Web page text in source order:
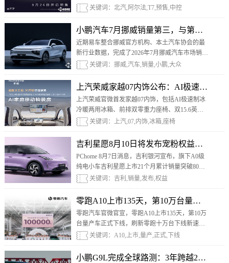
关键词：北汽,阿尔法,T7,预售,中控
小鹏汽车7月挪威销量第三，与第二名大
近期易车整合挪威官方机构、本土汽车协会的最
新行业数据，完成了2026年7月挪威汽车市场销量
盘点。从结果来看，小鹏汽车首次进入了挪威汽
车全品牌销量前三名，排在丰田、大众之后。
关键词：挪威,汽车,销量,小鹏,大众
上汽荣威家越07内饰公布：AI极速制冰
上汽荣威官微首发家越07内饰，包括AI极速制冰
冷暖两用冰箱、前排双零重力座椅、双15.6英寸
2.5K屏等。
关键词：上汽,07,内饰,冰箱,座椅
吉利星愿8月10日将发布宠粉权益，21个
PChome 8月7日消息，吉利银河宣布，旗下A0级
纯电小车吉利星愿上市21个月累计销量突破80万
辆。官方同步宣布，将于8月10日发布“80万宠粉
权益”。
关键词：吉利,销量,发布,权益
零跑A10上市135天，第10万台量产车正
零跑汽车官微官宣，零跑A10上市135天，第10万
台量产车正式下线，刷新零跑十万台下线新速
度，刷新10万内SUV十万销量新纪录。
关键词：A10,上市,量产,正式,下线
小鹏G9L完成全球路测：3年跨越26国，累